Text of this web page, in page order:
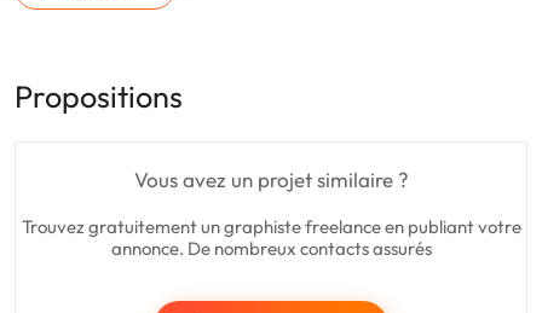
Propositions
Vous avez un projet similaire ?
Trouvez gratuitement un graphiste freelance en publiant votre
annonce. De nombreux contacts assurés